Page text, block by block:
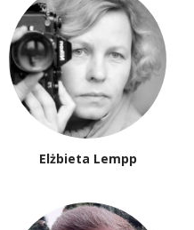
Elżbieta Lempp